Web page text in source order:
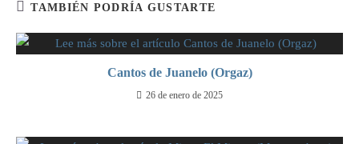
TAMBIÉN PODRÍA GUSTARTE
Cantos de Juanelo (Orgaz)
26 de enero de 2025